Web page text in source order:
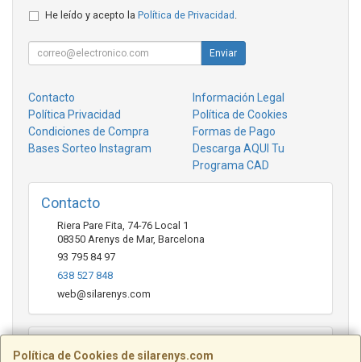
Política de Cookies de silarenys.com
He leído y acepto la Política de Privacidad
Enviar
Contacto
Información Legal
Política Privacidad
Política de Cookies
Condiciones de Compra
Formas de Pago
Bases Sorteo Instagram
Descarga AQUI Tu
Programa CAD
Contacto
Riera Pare Fita, 74-76 Local 1
08350 Arenys de Mar, Barcelona
93 795 84 97
638 527 848
web@silarenys.com
Horario